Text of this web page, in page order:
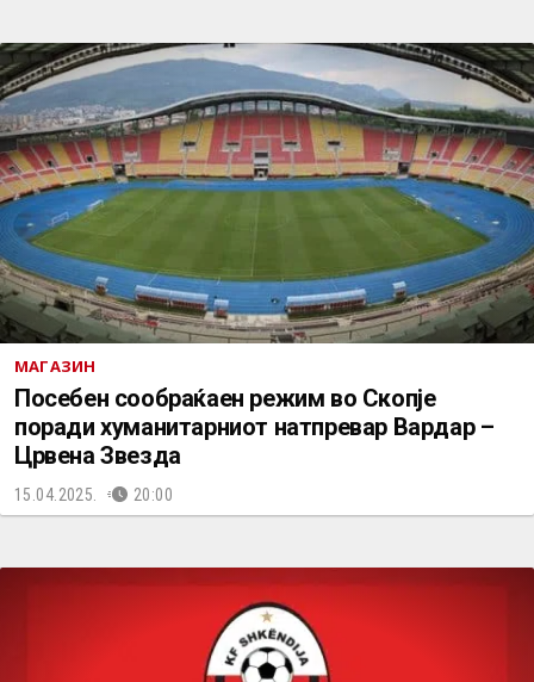
МАГАЗИН
Посебен сообраќаен режим во Скопје
поради хуманитарниот натпревар Вардар –
Црвена Звезда
15.04.2025. 20:00